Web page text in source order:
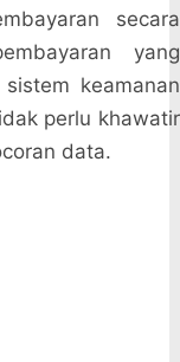
secara
yang
keamanan
perlu khawatir
data.